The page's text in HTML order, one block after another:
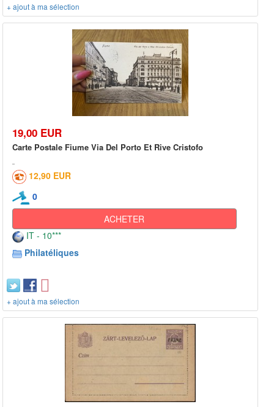
+ ajout à ma sélection
19,00 EUR
Carte Postale Fiume Via Del Porto Et Rive Cristofo
12,90 EUR
0
ACHETER
IT - 10***
Philatéliques
+ ajout à ma sélection